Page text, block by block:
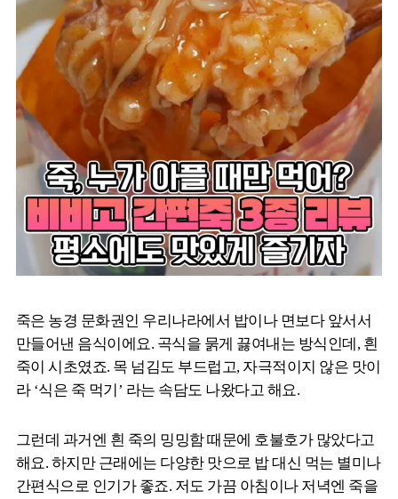
죽은 농경 문화권인 우리나라에서 밥이나 면보다 앞서서
만들어낸 음식이에요. 곡식을 묽게 끓여내는 방식인데, 흰
죽이 시초였죠. 목 넘김도 부드럽고, 자극적이지 않은 맛이
라 ‘식은 죽 먹기’ 라는 속담도 나왔다고 해요.
그런데 과거엔 흰 죽의 밍밍함 때문에 호불호가 많았다고
해요. 하지만 근래에는 다양한 맛으로 밥 대신 먹는 별미나
간편식으로 인기가 좋죠. 저도 가끔 아침이나 저녁엔 죽을